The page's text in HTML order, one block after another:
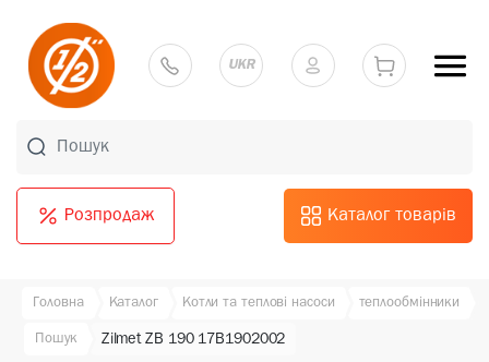
Розпродаж Каталог товарів
UKR
Головна Каталог Котли та теплові насоси теплообмінники
Пошук Zilmet ZB 190 17B1902002